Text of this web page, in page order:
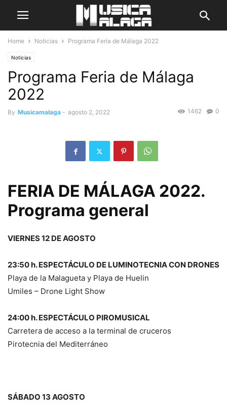
Home Noticias Programa Feria de Málaga 2022
Noticias
Programa Feria de Málaga
2022
By Musicamalaga - agosto 2, 2022 0
1462
FERIA DE MÁLAGA 2022.
Programa general
VIERNES 12 DE AGOSTO
23:50 h. ESPECTÁCULO DE LUMINOTECNIA CON DRONES
Playa de la Malagueta y Playa de Huelin
Umiles – Drone Light Show
24:00 h. ESPECTÁCULO PIROMUSICAL
Carretera de acceso a la terminal de cruceros
Pirotecnia del Mediterráneo
SÁBADO 13 AGOSTO